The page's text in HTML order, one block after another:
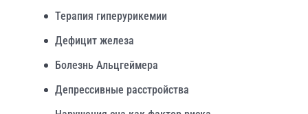
Терапия гиперурикемии
Дефицит железа
Болезнь Альцгеймера
Депрессивные расстройства